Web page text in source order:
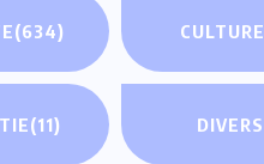
(634) CULTURE
(11) DIVERS